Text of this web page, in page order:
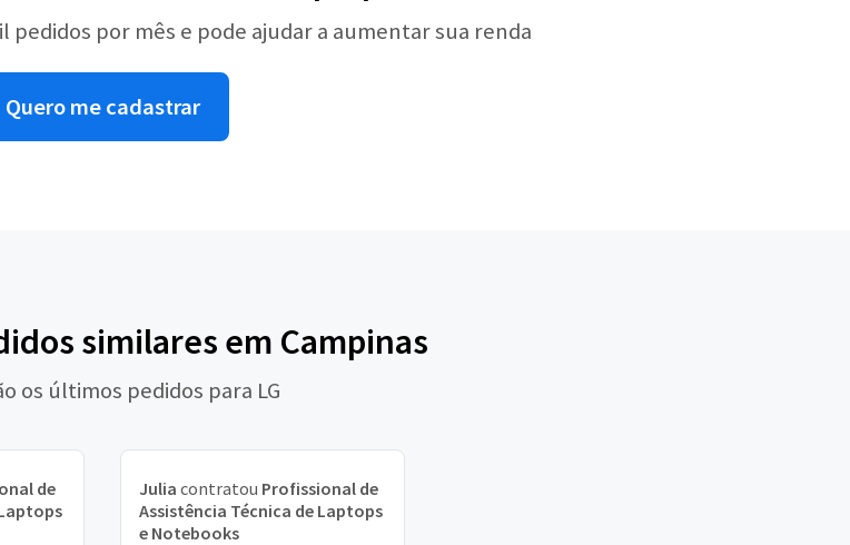
pedidos por mês e pode ajudar a aumentar sua renda
Quero me cadastrar
similares em Campinas
os últimos pedidos para LG
de
Julia contratou Profissional de
Assistência Técnica de Laptops
e Notebooks